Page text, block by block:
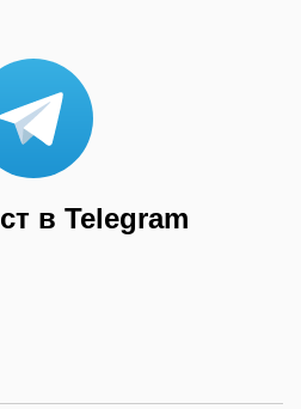
в Telegram